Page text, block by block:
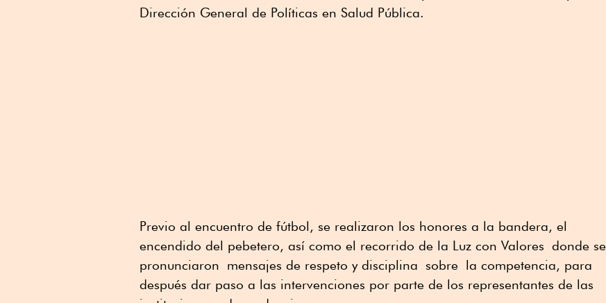
Dirección General de Políticas en Salud Pública.
Previo al encuentro de fútbol, se realizaron los honores a la bandera, el
encendido del pebetero, así como el recorrido de la Luz con Valores donde se
pronunciaron mensajes de respeto y disciplina sobre la competencia, para
después dar paso a las intervenciones por parte de los representantes de las